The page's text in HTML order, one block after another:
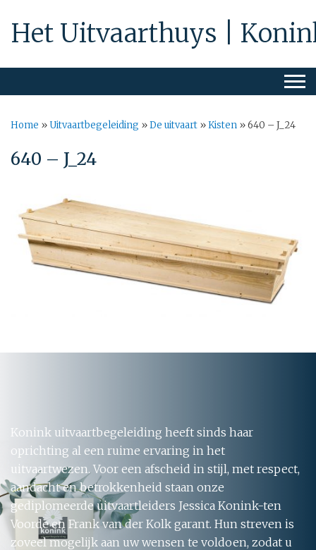
Het Uitvaarthuys |
Home »Uitvaartbegeleiding »De uitvaart »Kisten »640 – J_24
640 – J_24
Konink uitvaartbegeleiding heeft sinds haar
oprichting al een ruime ervaring in het
uitvaartwezen. Voor een afscheid in stijl, met respect,
aandacht en betrokkenheid staan onze
gediplomeerde uitvaartleiders Jessica Konink-ten
Voorde en Frank van der Kolk garant. Hun streven is
zoveel mogelijk aan uw wensen te voldoen, zodat u